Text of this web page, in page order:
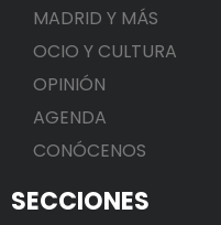
MADRID Y MÁS
OCIO Y CULTURA
OPINIÓN
AGENDA
CONÓCENOS
SECCIONES